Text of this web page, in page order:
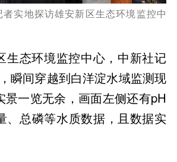
者实地探访雄安新区生态环境监控中
生态环境监控中心，中新社记
瞬间穿越到白洋淀水域监测现
一览无余，画面左侧还有pH
、总磷等水质数据，且数据实